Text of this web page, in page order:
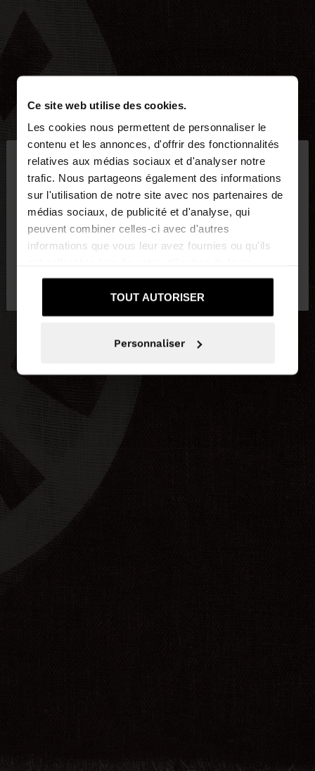
Ce site web utilise des cookies.
Les cookies nous permettent de personnaliser le
contenu et les annonces, d'offrir des fonctionnalités
relatives aux médias sociaux et d'analyser notre
trafic. Nous partageons également des informations
sur l'utilisation de notre site avec nos partenaires de
médias sociaux, de publicité et d'analyse, qui
peuvent combiner celles-ci avec d'autres
informations que vous leur avez fournies ou qu'ils
services.
TOUT AUTORISER
Personnaliser
bonjour ×
Vous accédez au site depuis Belgique. Voulez-vous
parcourir notre site au United States?